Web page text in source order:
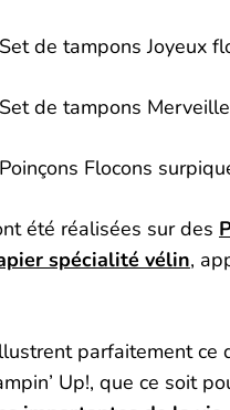
Set de tampons Joyeux
Set de tampons
Poinçons Flocons
été réalisées sur des
spécialité vélin,
parfaitement ce
Up!, que ce soit